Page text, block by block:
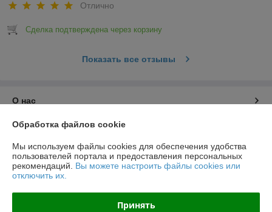
Отлично
Сделка подтверждена через корзину
Показать все отзывы
О нас
Контакты
Доставка и оплата
Обработка файлов cookie
Мы используем файлы cookies для обеспечения удобства
пользователей портала и предоставления персональных
рекомендаций. Вы можете настроить файлы cookies или
отключить их.
Принять